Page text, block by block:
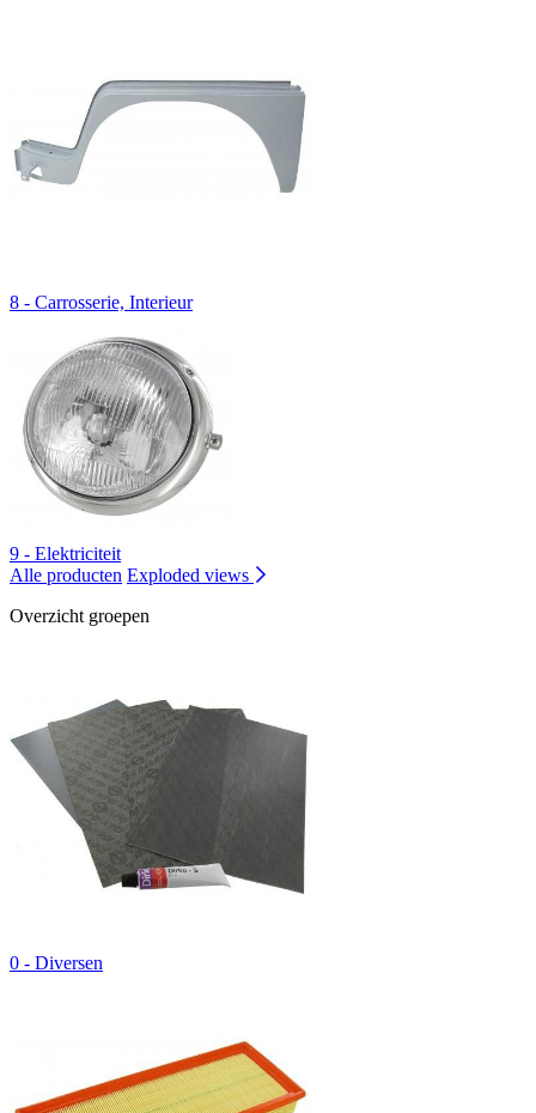
8 - Carrosserie, Interieur
9 - Elektriciteit
Alle producten Exploded views
Overzicht groepen
0 - Diversen